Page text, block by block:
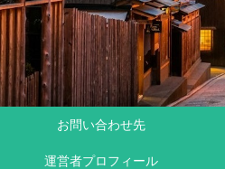
お問い合わせ先
運営者プロフィール